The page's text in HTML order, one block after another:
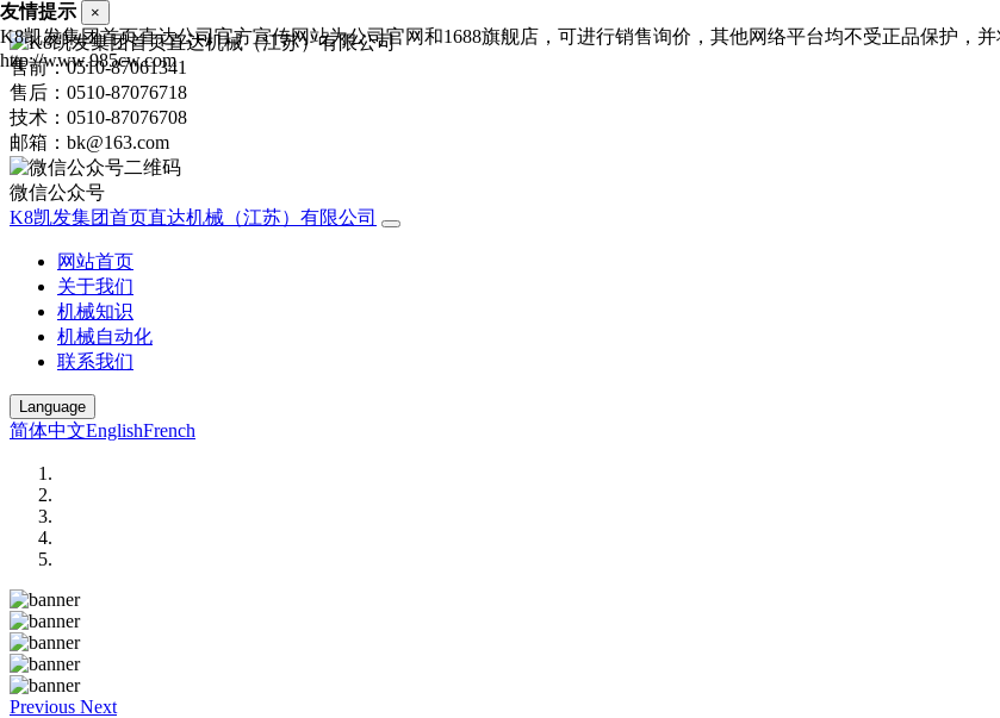
售前：0510-87061341
售后：0510-87076718
技术：0510-87076708
邮箱：bk@163.com
微信公众号
K8凯发集团首页直达机械（江苏）有限公司
网站首页
关于我们
机械知识
机械自动化
联系我们
Language
简体中文EnglishFrench
Previous Next
友情提示 ×
K8凯发集团首页直达公司官方宣传网站为公司官网和1688旗舰店，可进行销售询价，其他网络平台均不受正品保护，
http://www.985cw.com